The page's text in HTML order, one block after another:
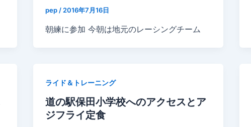
pep / 2016年7月16日
朝練に参加 今朝は地元のレーシングチーム
ライド＆トレーニング
道の駅保田小学校へのアクセスとア
ジフライ定食